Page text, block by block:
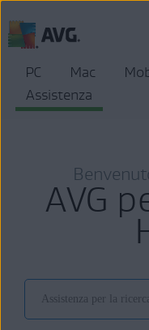
PC Mac
Assistenza
AVG